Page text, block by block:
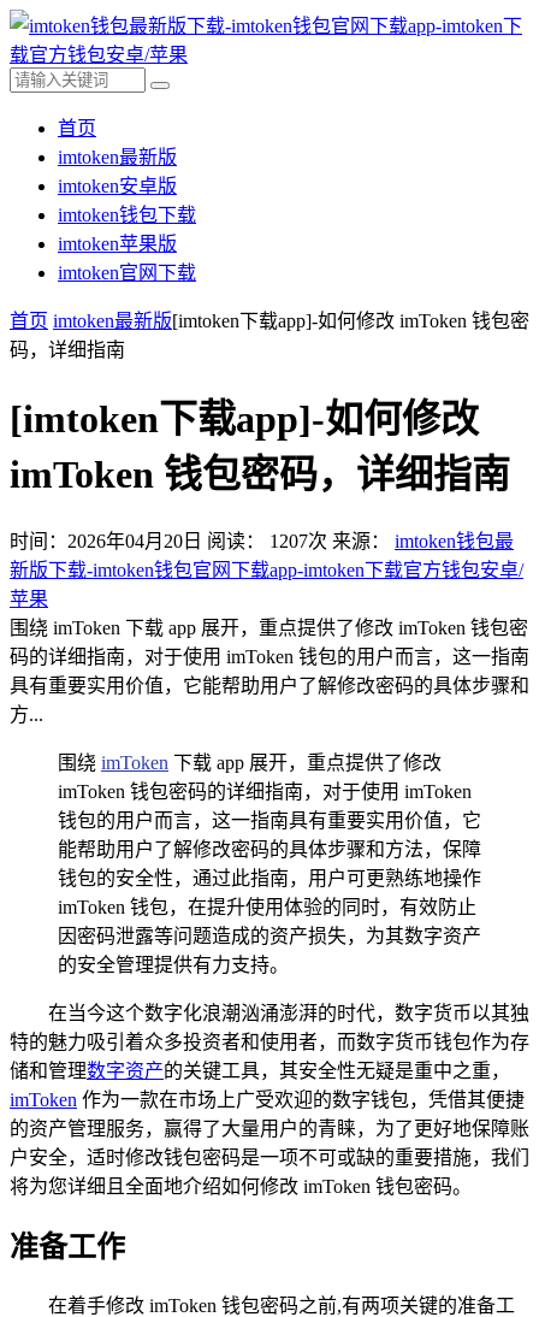
首页
imtoken最新版
imtoken安卓版
imtoken钱包下载
imtoken苹果版
imtoken官网下载
首页 imtoken最新版[imtoken下载app]-如何修改 imToken 钱包密
码，详细指南
[imtoken下载app]-如何修改
imToken 钱包密码，详细指南
时间：2026年04月20日 阅读： 1207次 来源： imtoken钱包最
新版下载-imtoken钱包官网下载app-imtoken下载官方钱包安卓/
苹果
围绕 imToken 下载 app 展开，重点提供了修改 imToken 钱包密
码的详细指南，对于使用 imToken 钱包的用户而言，这一指南
具有重要实用价值，它能帮助用户了解修改密码的具体步骤和
方...
围绕 imToken 下载 app 展开，重点提供了修改
imToken 钱包密码的详细指南，对于使用 imToken
钱包的用户而言，这一指南具有重要实用价值，它
能帮助用户了解修改密码的具体步骤和方法，保障
钱包的安全性，通过此指南，用户可更熟练地操作
imToken 钱包，在提升使用体验的同时，有效防止
因密码泄露等问题造成的资产损失，为其数字资产
的安全管理提供有力支持。
在当今这个数字化浪潮汹涌澎湃的时代，数字货币以其独
特的魅力吸引着众多投资者和使用者，而数字货币钱包作为存
储和管理数字资产的关键工具，其安全性无疑是重中之重，
imToken 作为一款在市场上广受欢迎的数字钱包，凭借其便捷
的资产管理服务，赢得了大量用户的青睐，为了更好地保障账
户安全，适时修改钱包密码是一项不可或缺的重要措施，我们
将为您详细且全面地介绍如何修改 imToken 钱包密码。
准备工作
在着手修改 imToken 钱包密码之前,有两项关键的准备工